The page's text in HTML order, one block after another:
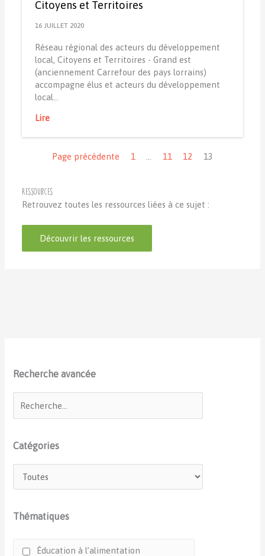
Citoyens et Territoires
16 JUILLET 2020
Réseau régional des acteurs du développement
local, Citoyens et Territoires - Grand est
(anciennement Carrefour des pays lorrains)
accompagne élus et acteurs du développement
local…
Lire
Page précédente
1 11 12 13
Ressources
Retrouvez toutes les ressources liées à ce sujet :
Découvrir les ressources
Recherche avancée
Catégories
Thématiques
Éducation à l’alimentation